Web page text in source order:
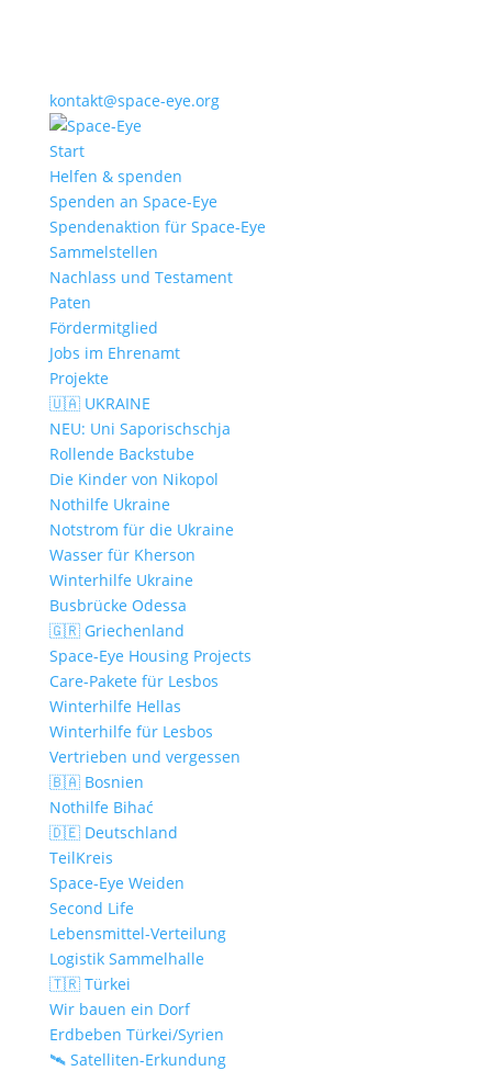
kontakt@space-eye.org
Start
Helfen & spenden
Spenden an Space-Eye
Spendenaktion für Space-Eye
Sammelstellen
Nachlass und Testament
Paten
Fördermitglied
Jobs im Ehrenamt
Projekte
🇺🇦 UKRAINE
NEU: Uni Saporischschja
Rollende Backstube
Die Kinder von Nikopol
Nothilfe Ukraine
Notstrom für die Ukraine
Wasser für Kherson
Winterhilfe Ukraine
Busbrücke Odessa
🇬🇷 Griechenland
Space-Eye Housing Projects
Care-Pakete für Lesbos
Winterhilfe Hellas
Winterhilfe für Lesbos
Vertrieben und vergessen
🇧🇦 Bosnien
Nothilfe Bihać
🇩🇪 Deutschland
TeilKreis
Space-Eye Weiden
Second Life
Lebensmittel-Verteilung
Logistik Sammelhalle
🇹🇷 Türkei
Wir bauen ein Dorf
Erdbeben Türkei/Syrien
🛰️ Satelliten-Erkundung